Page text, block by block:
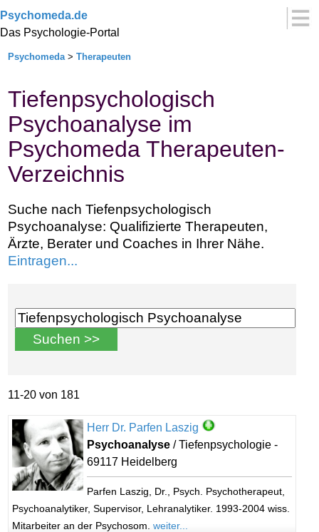
Psychomeda.de
Das Psychologie-Portal
Psychomeda>Therapeuten
Tiefenpsychologisch
Psychoanalyse im
Psychomeda Therapeuten-
Verzeichnis
Suche nach Tiefenpsychologisch
Psychoanalyse: Qualifizierte Therapeuten,
Ärzte, Berater und Coaches in Ihrer Nähe.
Eintragen...
11-20 von 181
Herr Dr. Parfen Laszig
Psychoanalyse / Tiefenpsychologie -
69117 Heidelberg
Parfen Laszig, Dr., Psych. Psychotherapeut,
Psychoanalytiker, Supervisor, Lehranalytiker. 1993-2004 wiss.
Mitarbeiter an der Psychosom.weiter...